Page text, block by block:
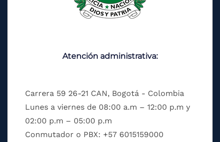
Atención administrativa:
Carrera 59 26-21 CAN, Bogotá - Colombia
Lunes a viernes de 08:00 a.m – 12:00 p.m y
02:00 p.m – 05:00 p.m
Conmutador o PBX: +57 6015159000